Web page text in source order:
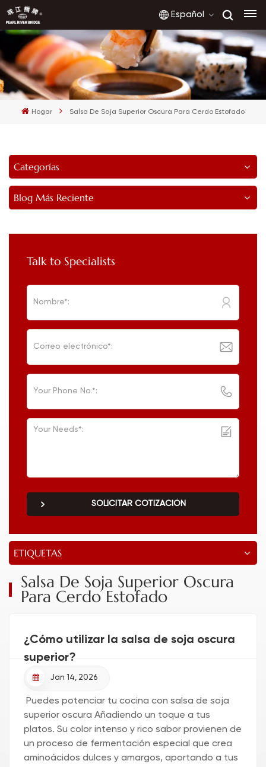
Español
English
français
Hogar Salsa De Soja Superior Oscura Para Cerdo Estofado
Categorías
Blog Más Reciente
Talk to Specialists
SOLICITAR COTIZACIÓN
ETIQUETAS
Salsa De Soja Superior Oscura
Para Cerdo Estofado
¿Cómo utilizar la salsa de soja oscura
superior?
Jan 14, 2026
Puedes potenciar tu cocina con salsa de soja
superior oscura Añadiendo un toque a tus
platos. Su color intenso y rico sabor provienen de
un proceso de fermentación especial que crea
aminoácidos dulces y amargos, aportando a tus